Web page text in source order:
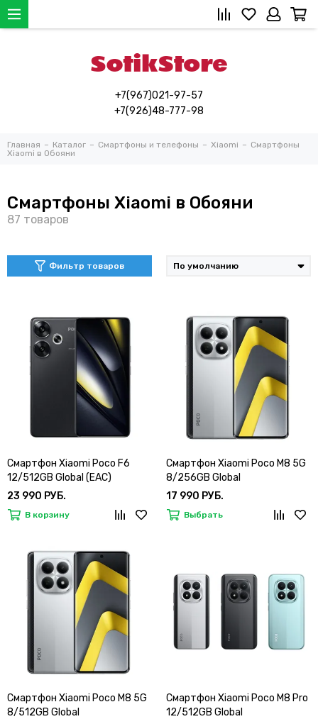
+7(967)021-97-57
+7(926)48-777-98
Главная Каталог Смартфоны и телефоны Xiaomi
Смартфоны
Xiaomi в Обояни
Смартфоны Xiaomi в Обояни
Фильтр товаров
Смартфон Xiaomi Poco F6
12/512GB Global (EAC)
23 990 РУБ.
В корзину
Смартфон Xiaomi Poco M8 5G
8/256GB Global
17 990 РУБ.
Выбрать
Смартфон Xiaomi Poco M8 5G
8/512GB Global
Смартфон Xiaomi Poco M8 Pro
12/512GB Global